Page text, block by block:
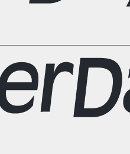
MiamiNew YorkSan
Nizza Paris Toulouse Alle
Andalusien Barcelona Bilbao
Alle Ziele in Neuseeland